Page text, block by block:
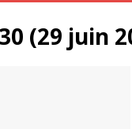
(29 juin